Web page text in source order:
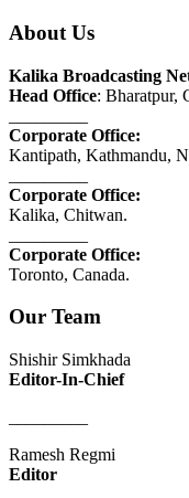
About Us
Kalika Broadcasting
Head Office: Bharatpur,
Corporate Office:
Kantipath, Kathmandu,
Corporate Office:
Kalika, Chitwan.
Corporate Office:
Toronto, Canada.
Our Team
Shishir Simkhada
Editor-In-Chief
Ramesh Regmi
Editor